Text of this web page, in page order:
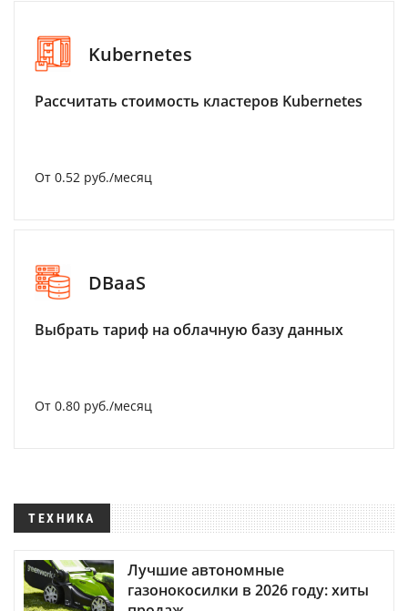
Kubernetes
Рассчитать стоимость кластеров Kubernetes
От 0.52 руб./месяц
DBaaS
Выбрать тариф на облачную базу данных
От 0.80 руб./месяц
ТЕХНИКА
Лучшие автономные
газонокосилки в 2026 году: хиты